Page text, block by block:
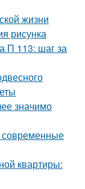
жизни
рисунка
П 113: шаг за
значимо
современные
квартиры: